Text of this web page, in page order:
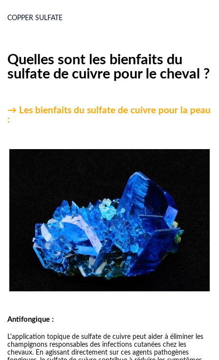
COPPER SULFATE
Quelles sont les bienfaits du
sulfate de cuivre pour le cheval ?
→ Les bienfaits du sulfate de cuivre pour la peau
:
Antifongique :
L'application topique de sulfate de cuivre peut aider à éliminer les
champignons responsables des infections cutanées chez les
chevaux. En agissant directement sur ces agents pathogènes